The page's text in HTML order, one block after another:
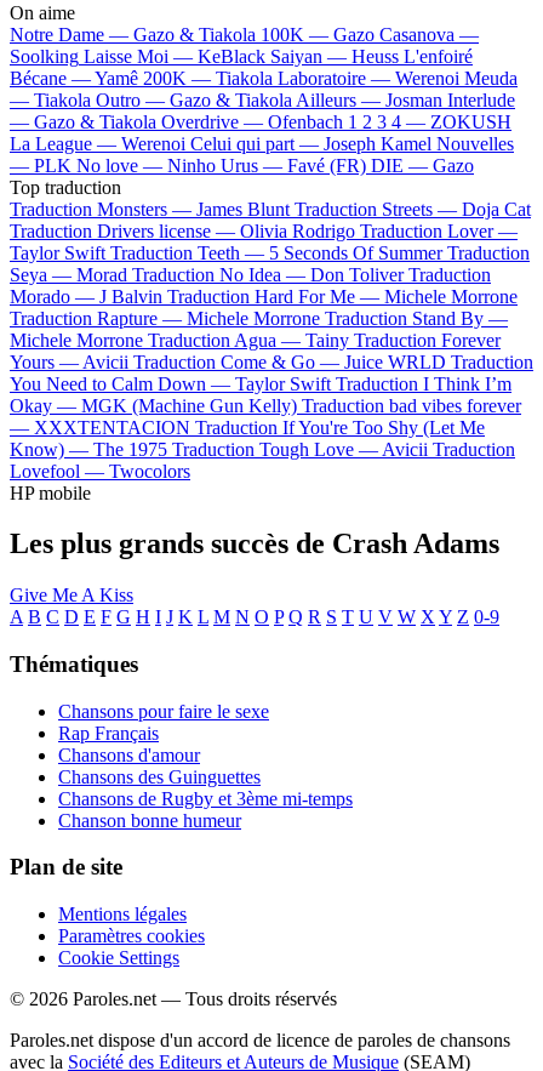
On aime
Notre Dame — Gazo & Tiakola 100K — Gazo Casanova —
Soolking Laisse Moi — KeBlack Saiyan — Heuss L'enfoiré
Bécane —Yamê 200K — Tiakola Laboratoire — Werenoi Meuda
— Tiakola Outro — Gazo & Tiakola Ailleurs — Josman Interlude
— Gazo & Tiakola Overdrive — Ofenbach 1 2 3 4 — ZOKUSH
La League — Werenoi Celui qui part — Joseph Kamel Nouvelles
— PLK No love — Ninho Urus — Favé (FR) DIE — Gazo
Top traduction
Traduction Monsters — James Blunt Traduction Streets — Doja Cat
Traduction Drivers license — Olivia Rodrigo Traduction Lover —
Taylor Swift Traduction Teeth — 5 Seconds Of Summer Traduction
Seya — Morad Traduction No Idea — Don Toliver Traduction
Morado — J Balvin Traduction Hard For Me — Michele Morrone
Traduction Rapture — Michele Morrone Traduction Stand By —
Michele Morrone Traduction Agua — Tainy Traduction Forever
Yours — Avicii Traduction Come & Go — Juice WRLD Traduction
You Need to Calm Down — Taylor Swift Traduction I Think I’m
Okay — MGK (Machine Gun Kelly) Traduction bad vibes forever
— XXXTENTACION Traduction If You're Too Shy (Let Me
Know) — The 1975 Traduction Tough Love — Avicii Traduction
Lovefool — Twocolors
HP mobile
Les plus grands succès de Crash Adams
Give Me A Kiss
A B C D E F G H I J K L M N O P Q R S T U V W X Y Z 0-9
Thématiques
Chansons pour faire le sexe
Rap Français
Chansons d'amour
Chansons des Guinguettes
Chansons de Rugby et 3ème mi-temps
Chanson bonne humeur
Plan de site
Mentions légales
Paramètres cookies
Cookie Settings
© 2026 Paroles.net — Tous droits réservés
Paroles.net dispose d'un accord de licence de paroles de chansons
avec la Société des Editeurs et Auteurs de Musique (SEAM)